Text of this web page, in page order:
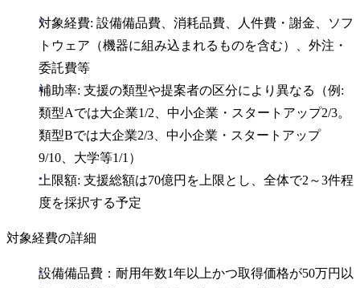
対象経費: 設備備品費、消耗品費、人件費・謝金、ソフ
トウェア（機器に組み込まれるものを含む）、外注・
委託費等
補助率: 支援の類型や提案者の区分により異なる（例:
類型Aでは大企業1/2、中小企業・スタートアップ2/3。
類型Bでは大企業2/3、中小企業・スタートアップ
9/10、大学等1/1）
上限額: 支援総額は70億円を上限とし、全体で2～3件程
度を採択する予定
対象経費の詳細
設備備品費：耐用年数1年以上かつ取得価格が50万円以